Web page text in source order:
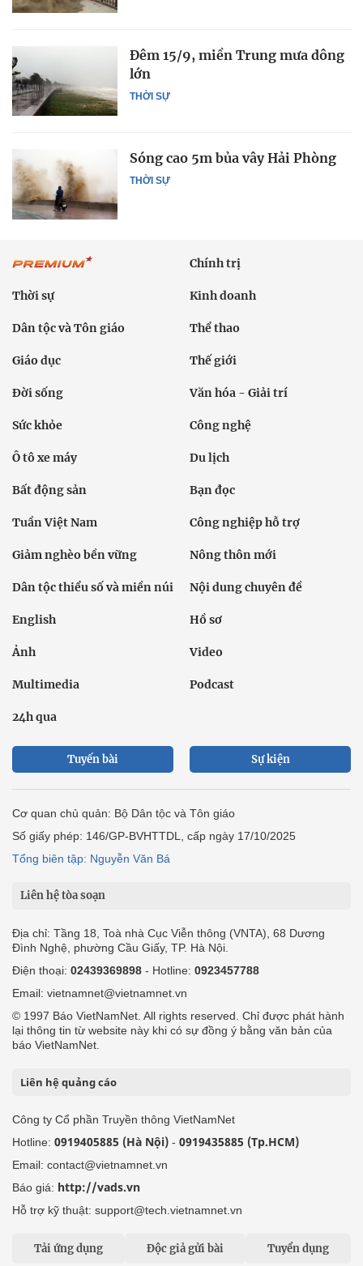
THỜI SỰ
Đêm 15/9, miền Trung mưa dông
lớn
THỜI SỰ
Sóng cao 5m bủa vây Hải Phòng
Chính trị
Thời sự Kinh doanh
Dân tộc và Tôn giáo Thể thao
Giáo dục Thế giới
Đời sống Văn hóa - Giải trí
Sức khỏe Công nghệ
Ô tô xe máy Du lịch
Bất động sản Bạn đọc
Tuần Việt Nam Công nghiệp hỗ trợ
Giảm nghèo bền vững Nông thôn mới
Dân tộc thiểu số và miền núi Nội dung chuyên đề
English Hồ sơ
Ảnh Video
Multimedia Podcast
24h qua
Tuyến bài Sự kiện
Cơ quan chủ quản: Bộ Dân tộc và Tôn giáo
Số giấy phép: 146/GP-BVHTTDL, cấp ngày 17/10/2025
Tổng biên tập: Nguyễn Văn Bá
Liên hệ tòa soạn
Địa chỉ: Tầng 18, Toà nhà Cục Viễn thông (VNTA), 68 Dương
Đình Nghệ, phường Cầu Giấy, TP. Hà Nội.
Điện thoại: 02439369898 - Hotline: 0923457788
Email: vietnamnet@vietnamnet.vn
© 1997 Báo VietNamNet. All rights reserved. Chỉ được phát hành
lại thông tin từ website này khi có sự đồng ý bằng văn bản của
báo VietNamNet.
Liên hệ quảng cáo
Công ty Cổ phần Truyền thông VietNamNet
Hotline: 0919405885 (Hà Nội) - 0919435885 (Tp.HCM)
Email: contact@vietnamnet.vn
Báo giá: http://vads.vn
Hỗ trợ kỹ thuật: support@tech.vietnamnet.vn
Tải ứng dụng Độc giả gửi bài Tuyển dụng